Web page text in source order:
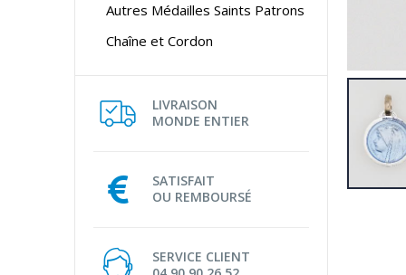
Autres Médailles Saints Patrons
Chaîne et Cordon
LIVRAISON
MONDE ENTIER
SATISFAIT
OU REMBOURSÉ
SERVICE CLIENT